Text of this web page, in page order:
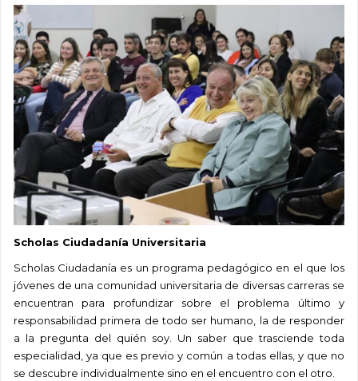
Scholas Ciudadanía Universitaria
Scholas Ciudadanía es un programa pedagógico en el que los
jóvenes de una comunidad universitaria de diversas carreras se
encuentran para profundizar sobre el problema último y
responsabilidad primera de todo ser humano, la de responder
a la pregunta del quién soy. Un saber que trasciende toda
especialidad, ya que es previo y común a todas ellas, y que no
se descubre individualmente sino en el encuentro con el otro.